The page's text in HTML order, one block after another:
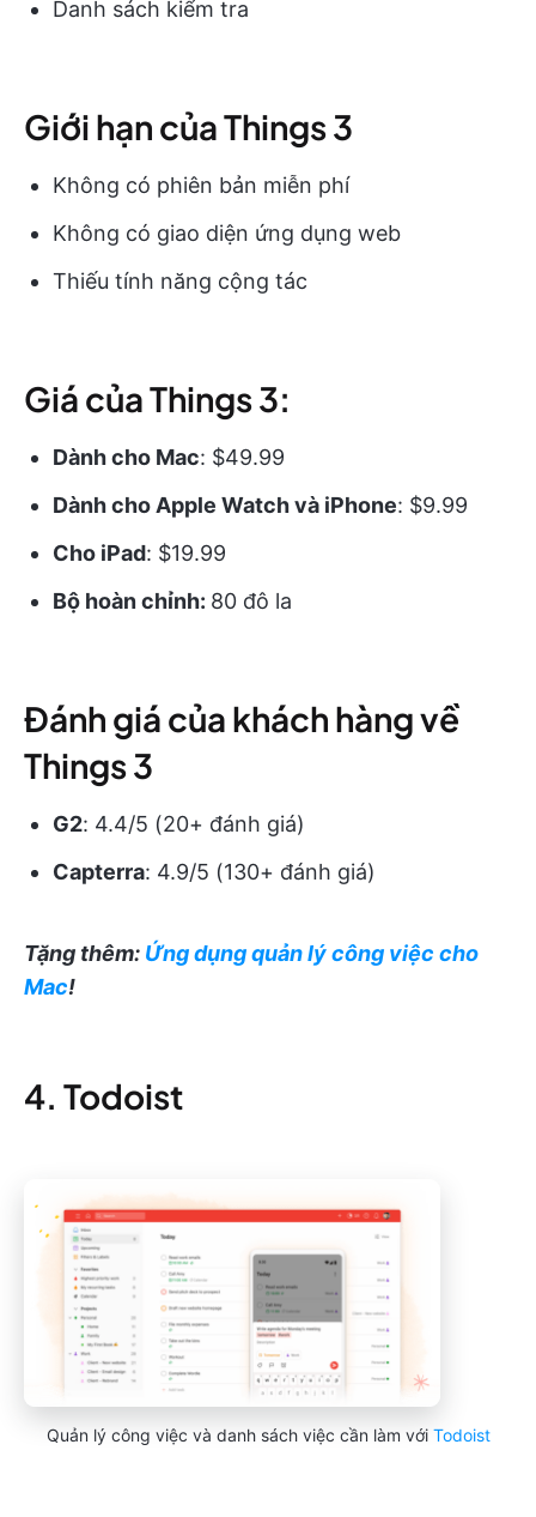
Danh sách kiểm tra
Giới hạn của Things 3
Không có phiên bản miễn phí
Không có giao diện ứng dụng web
Thiếu tính năng cộng tác
Giá của Things 3:
Dành cho Mac: $49.99
Dành cho Apple Watch và iPhone: $9.99
Cho iPad: $19.99
Bộ hoàn chỉnh: 80 đô la
Đánh giá của khách hàng về
Things 3
G2: 4.4/5 (20+ đánh giá)
Capterra: 4.9/5 (130+ đánh giá)
Tặng thêm: Ứng dụng quản lý công việc cho
Mac!
4. Todoist
Quản lý công việc và danh sách việc cần làm với Todoist